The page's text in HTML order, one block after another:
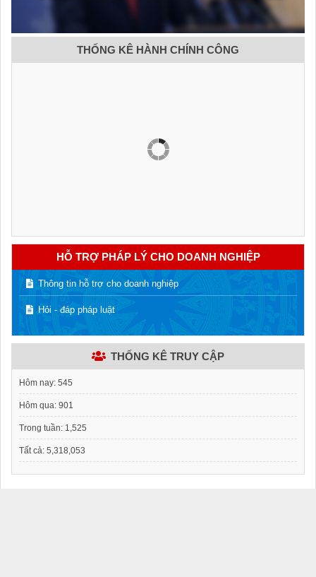
THỐNG KÊ HÀNH CHÍNH CÔNG
HỖ TRỢ PHÁP LÝ CHO DOANH NGHIỆP
Thông tin hỗ trợ cho doanh nghiệp
Hỏi - đáp pháp luật
THỐNG KÊ TRUY CẬP
Hôm nay: 545
Hôm qua: 901
Trong tuần: 1,525
Tất cả: 5,318,053